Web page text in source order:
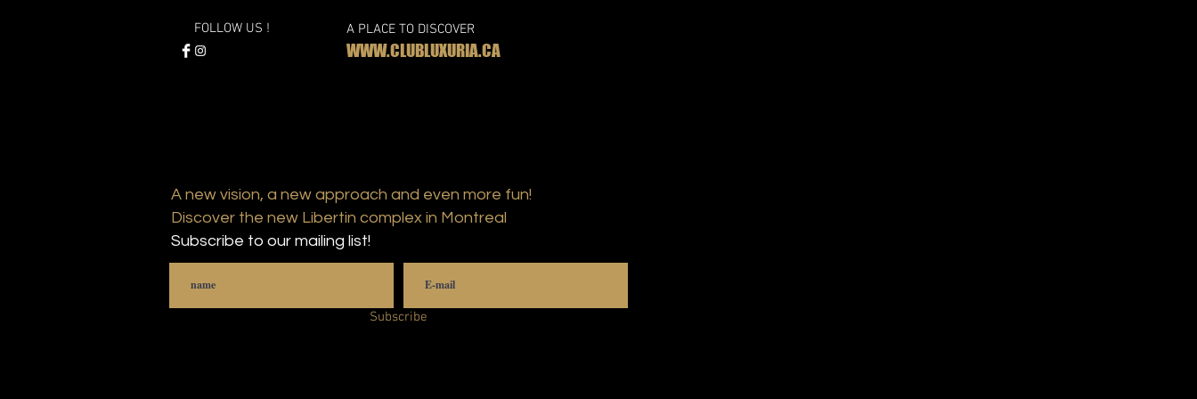
FOLLOW US ! A PLACE TO DISCOVER
WWW.CLUBLUXURIA.CA
A new vision, a new approach and even more fun!
Discover the new Libertin complex in Montreal
Subscribe to our mailing list!
Subscribe